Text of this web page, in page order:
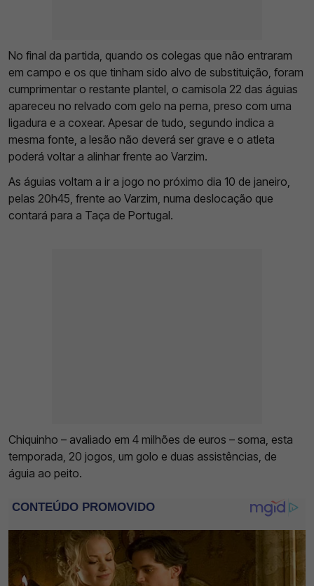
No final da partida, quando os colegas que não entraram
em campo e os que tinham sido alvo de substituição, foram
cumprimentar o restante plantel, o camisola 22 das águias
apareceu no relvado com gelo na perna, preso com uma
ligadura e a coxear. Apesar de tudo, segundo indica a
mesma fonte, a lesão não deverá ser grave e o atleta
poderá voltar a alinhar frente ao Varzim.
As águias voltam a ir a jogo no próximo dia 10 de janeiro,
pelas 20h45, frente ao Varzim, numa deslocação que
contará para a Taça de Portugal.
Chiquinho – avaliado em 4 milhões de euros – soma, esta
temporada, 20 jogos, um golo e duas assistências, de
águia ao peito.